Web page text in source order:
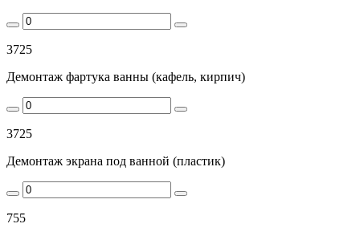
3725
Демонтаж фартука ванны (кафель, кирпич)
3725
Демонтаж экрана под ванной (пластик)
755